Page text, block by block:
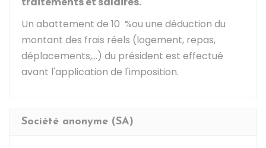
Un abattement de 10 %ou une déduction du
montant des frais réels (logement, repas,
déplacements,...) du président est effectué
avant l'application de l'imposition.
Société anonyme (SA)